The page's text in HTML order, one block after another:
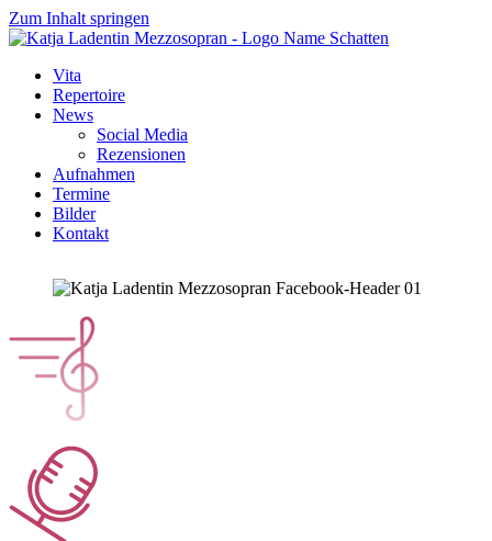
Zum Inhalt springen
Vita
Repertoire
News
Social Media
Rezensionen
Aufnahmen
Termine
Bilder
Kontakt